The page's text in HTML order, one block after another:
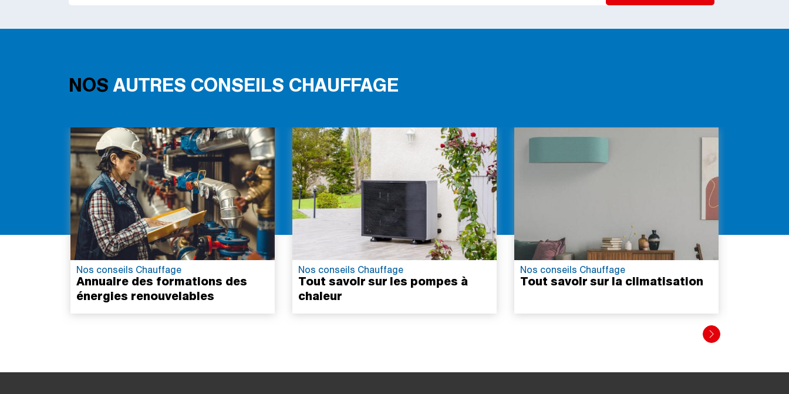
NOS AUTRES CONSEILS CHAUFFAGE
Nos conseils Chauffage
Annuaire des formations des
énergies renouvelables
Nos conseils Chauffage
Tout savoir sur les pompes à
chaleur
Nos conseils Chauffage
Tout savoir sur la climatisation